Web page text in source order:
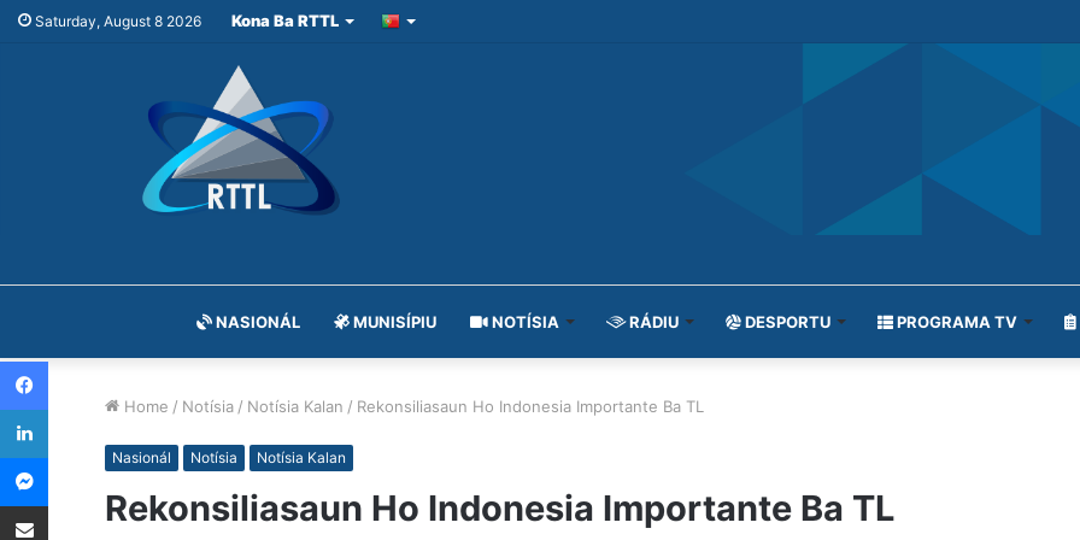
Saturday, August 8 2026 Kona Ba RTTL
NASIONÁL MUNISÍPIU NOTÍSIA RÁDIU DESPORTU PROGRAMA TV
Home / Notísia / Notísia Kalan / Rekonsiliasaun Ho Indonesia Importante Ba TL
Nasionál Notísia Notísia Kalan
Rekonsiliasaun Ho Indonesia Importante Ba TL
Facebook
LinkedIn
Messenger